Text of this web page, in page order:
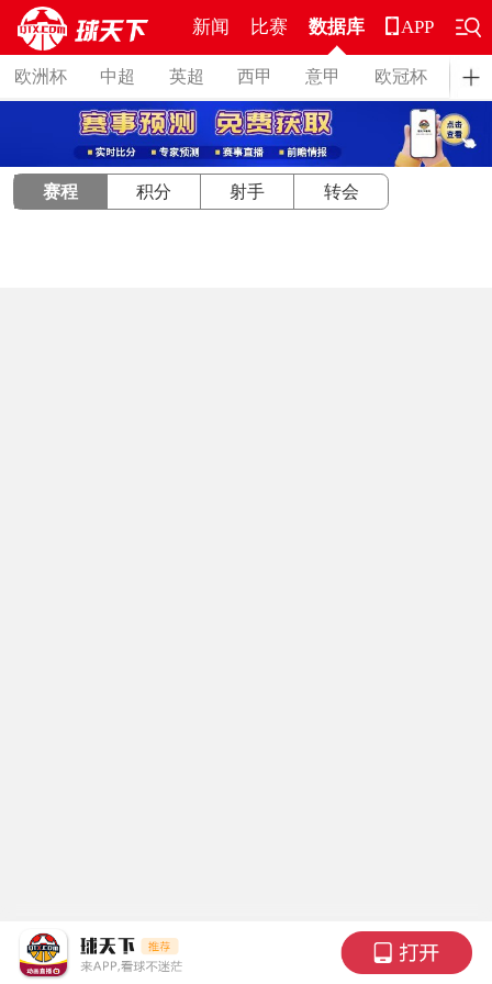
新闻 比赛 数据库
欧洲杯 中超 英超 西甲 意甲 欧冠杯 德
APP
赛程 积分 射手 转会